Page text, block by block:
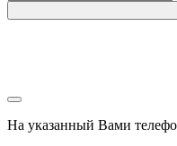
На указанный Вами